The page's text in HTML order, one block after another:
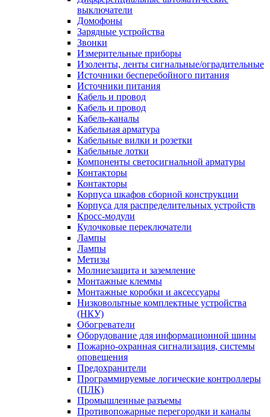
выключатели
Домофоны
Зарядные устройства
Звонки
Измерительные приборы
Изоленты, ленты сигнальные/оградительные
Источники бесперебойного питания
Источники питания
Кабель и провод
Кабель и провод
Кабель-каналы
Кабельная арматура
Кабельные вилки и розетки
Кабельные лотки
Компоненты светосигнальной арматуры
Контакторы
Контакторы
Корпуса шкафов сборной конструкции
Корпуса для распределительных устройств
Кросс-модули
Кулочковые переключатели
Лампы
Лампы
Метизы
Молниезащита и заземление
Монтажные клеммы
Монтажные коробки и аксессуары
Низковольтные комплектные устройства
(НКУ)
Обогреватели
Оборудование для информационной шины
Пожарно-охранная сигнализация, системы
оповещения
Предохранители
Программируемые логические контроллеры
(ПЛК)
Промышленные разъемы
Противопожарные перегородки и каналы